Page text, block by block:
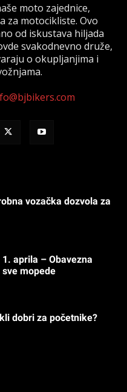
moto zajednice,
za motocikliste. Ovo
od iskustava hiljada
svakodnevno druže,
o okupljanjima i
vozačka dozvola za
aprila – Obavezna
mopede
dobri za početnike?